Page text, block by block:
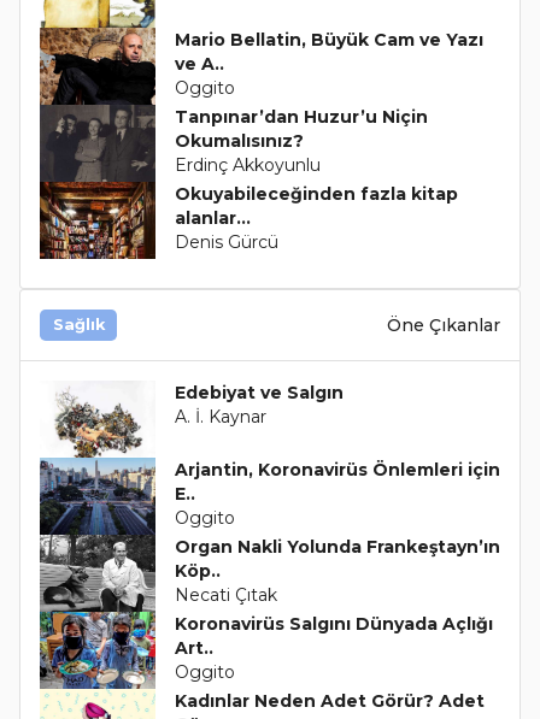
Mario Bellatin, Büyük Cam ve Yazı
ve A..
Oggito
Tanpınar’dan Huzur’u Niçin
Okumalısınız?
Erdinç Akkoyunlu
Okuyabileceğinden fazla kitap
alanlar...
Denis Gürcü
Sağlık Öne Çıkanlar
Edebiyat ve Salgın
A. İ. Kaynar
Arjantin, Koronavirüs Önlemleri için
E..
Oggito
Organ Nakli Yolunda Frankeştayn’ın
Köp..
Necati Çıtak
Koronavirüs Salgını Dünyada Açlığı
Art..
Oggito
Kadınlar Neden Adet Görür? Adet